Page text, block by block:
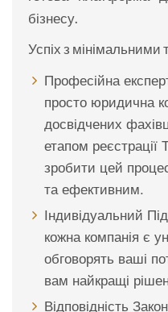
бізнесу.
Успіх з
Професійна
просто юридична
досвідчених
етапом
зробити цей
та ефективним.
Індивідуальний
кожна компанія є
обговорять ваші
вам найкращі
Відповідність